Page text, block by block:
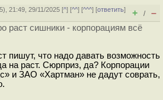
), 21:49, 29/11/2025 [^] [^^] [^^^] [ответить]
+ / –
раст сишники - корпорациям всё
пишут, что надо давать возможность
на раст. Сюрприз, да? Корпорации
и ЗАО «Хартман» не дадут соврать,